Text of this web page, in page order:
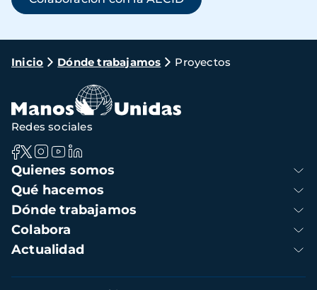
Ruta
navegación
Inicio Dónde trabajamos Proyectos
Navegación
principal
Quienes somos
Qué hacemos
Dónde trabajamos
Colabora
Actualidad
Redes sociales